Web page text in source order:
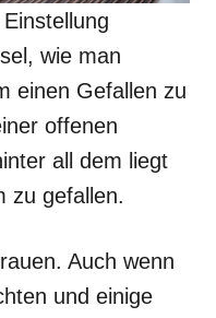
wie man
einen Gefallen zu
offenen
all dem liegt
zu gefallen.
Auch wenn
und einige